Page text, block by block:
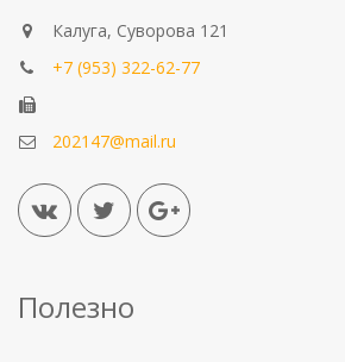
Калуга, Суворова 121
+7 (953) 322-62-77
202147@mail.ru
Полезно